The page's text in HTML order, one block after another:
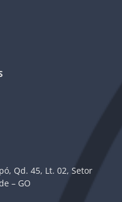
Qd. 45, Lt. 02, Setor
– GO